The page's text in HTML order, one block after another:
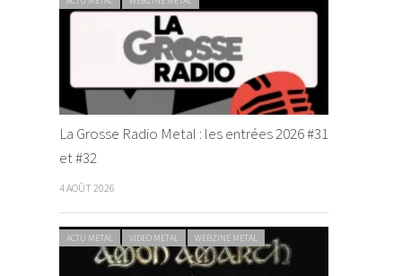
La Grosse Radio Metal : les entrées 2026 #31
et #32
4 AOÛT 2026
ACTU METAL VIDEO METAL WEBZINE METAL